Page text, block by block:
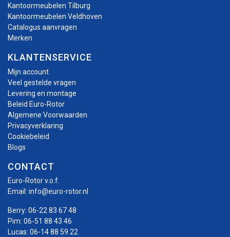
Kantoormeubelen Tilburg
Kantoormeubelen Veldhoven
Catalogus aanvragen
Merken
KLANTENSERVICE
Mijn account
Veel gestelde vragen
Levering en montage
Beleid Euro-Rotor
Algemene Voorwaarden
Privacyverklaring
Cookiebeleid
Blogs
CONTACT
Euro-Rotor v.o.f.
Email: info@euro-rotor.nl
Berry: 06-22 83 67 48
Pim: 06-51 88 43 46
Lucas: 06-14 88 59 22